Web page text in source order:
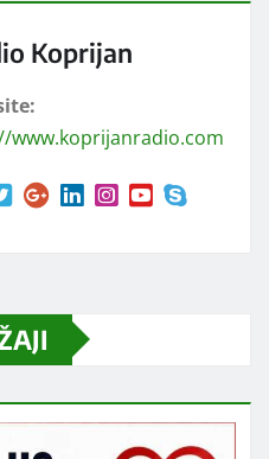
Koprijan
www.koprijanradio.com